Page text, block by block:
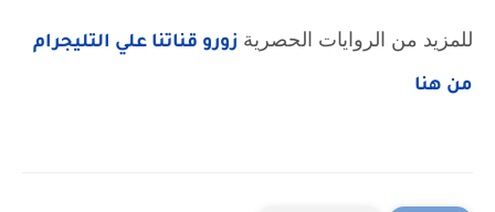
للمزيد من الروايات الحصرية
من هنا